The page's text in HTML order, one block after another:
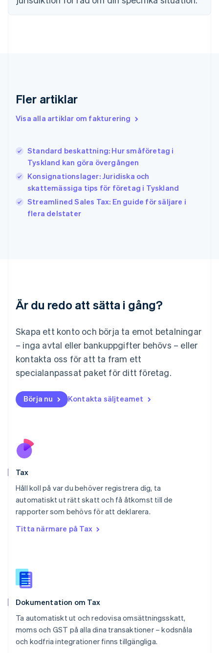
Fler artiklar
Visa alla artiklar om fakturering
Standard beskattning: Hur småföretag i
Tyskland kan göra övergången
Konsignationslager: Juridiska och
skattemässiga tips för företag i Tyskland
Streamlined Sales Tax: En guide för säljare i
flera delstater
Är du redo att sätta i gång?
Skapa ett konto och börja ta emot betalningar
– inga avtal eller bankuppgifter behövs – eller
kontakta oss för att ta fram ett
specialanpassat paket för ditt företag.
Börja nu Kontakta säljteamet
Tax
Håll koll på var du behöver registrera dig, ta
automatiskt ut rätt skatt och få åtkomst till de
rapporter som behövs för att deklarera.
Titta närmare på Tax
Dokumentation om Tax
Ta automatiskt ut och redovisa omsättningsskatt,
moms och GST på alla dina transaktioner – kodsnåla
och kodfria integrationer finns tillgängliga.
EnglishSvenska
Frankrike
Hongkong SAR, Kina
English 简体中文
Indien
Italien
ItalianoEnglish
Japan
日本語 English
EnglishFrançais
Kroatien
FrançaisDeutschEnglish
Malta
English
Mexiko
Español English
Nederländerna
Norge
English
English
Portugal
Schweiz
DeutschFrançaisItalianoEnglish
Singapore
Slovakien
Spanien
Español
English
Sverige
Thailand
ไทยEnglish